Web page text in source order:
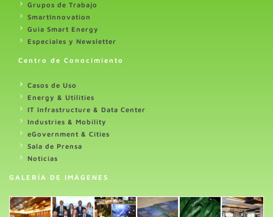
Grupos de Trabajo
SmartInnovation
Guia Smart Energy
Especiales y Newsletter
Centro de Conocimiento
Casos de Uso
Energy & Utilities
IT Infrastructure & Data Center
Industries & Mobility
eGovernment & Cities
Sala de Prensa
Noticias
GALERÍA DE IMÁGENES